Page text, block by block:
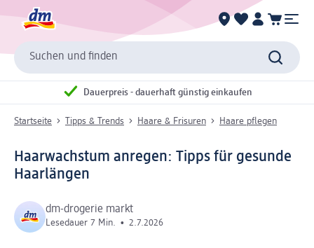
Suchen und finden
Dauerpreis - dauerhaft günstig einkaufen
Startseite Tipps & Trends Haare & Frisuren Haare pflegen
Haarwachstum anregen: Tipps für gesunde
Haarlängen
dm-drogerie markt
Lesedauer 7 Min. • 2.7.2026